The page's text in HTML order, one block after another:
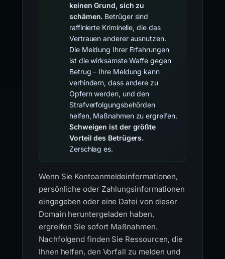
keinen Grund, sich zu
schämen. Betrüger sind
raffinierte Kriminelle, die das
Vertrauen anderer ausnutzen.
Die Meldung Ihrer Erfahrungen
ist die wirksamste Waffe gegen
Betrug – Ihre Meldung kann
verhindern, dass andere zu
Opfern werden, und den
Strafverfolgungsbehörden
helfen, Maßnahmen zu ergreifen.
Schweigen ist der größte
Vorteil des Betrügers.
Zerschlag es.
Wenn Sie Kontoanmeldeinformationen,
persönliche oder Zahlungsinformationen
eingegeben oder eine Datei von dieser
Domain heruntergeladen haben,
ergreifen Sie sofort Maßnahmen.
Nachfolgend finden Sie Ressourcen, die
Ihnen helfen, den Vorfall zu melden und